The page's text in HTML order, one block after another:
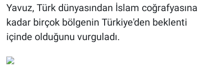
Yavuz, Türk dünyasından İslam coğrafyasına
kadar birçok bölgenin Türkiye'den beklenti
içinde olduğunu vurguladı.